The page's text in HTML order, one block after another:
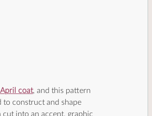
April coat, and this pattern
to construct and shape
cut into an accent, graphic